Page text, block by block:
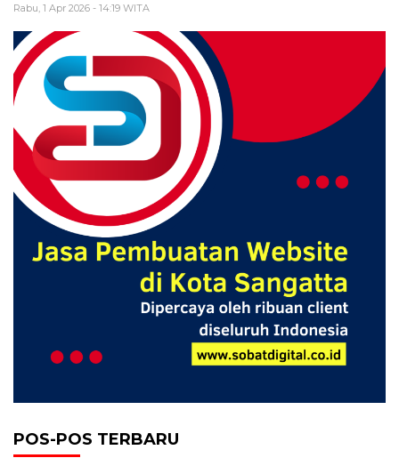
Rabu, 1 Apr 2026 - 14:19 WITA
POS-POS TERBARU